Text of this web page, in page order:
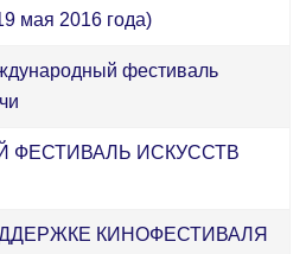
мая 2016 года)
фестиваль
ФЕСТИВАЛЬ ИСКУССТВ
КИНОФЕСТИВАЛЯ